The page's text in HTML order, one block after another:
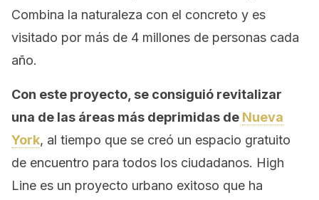
Combina la naturaleza con el concreto y es
visitado por más de 4 millones de personas cada
año.
Con este proyecto, se consiguió revitalizar
una de las áreas más deprimidas de Nueva
York, al tiempo que se creó un espacio gratuito
de encuentro para todos los ciudadanos. High
Line es un proyecto urbano exitoso que ha